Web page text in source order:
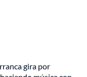
gira por